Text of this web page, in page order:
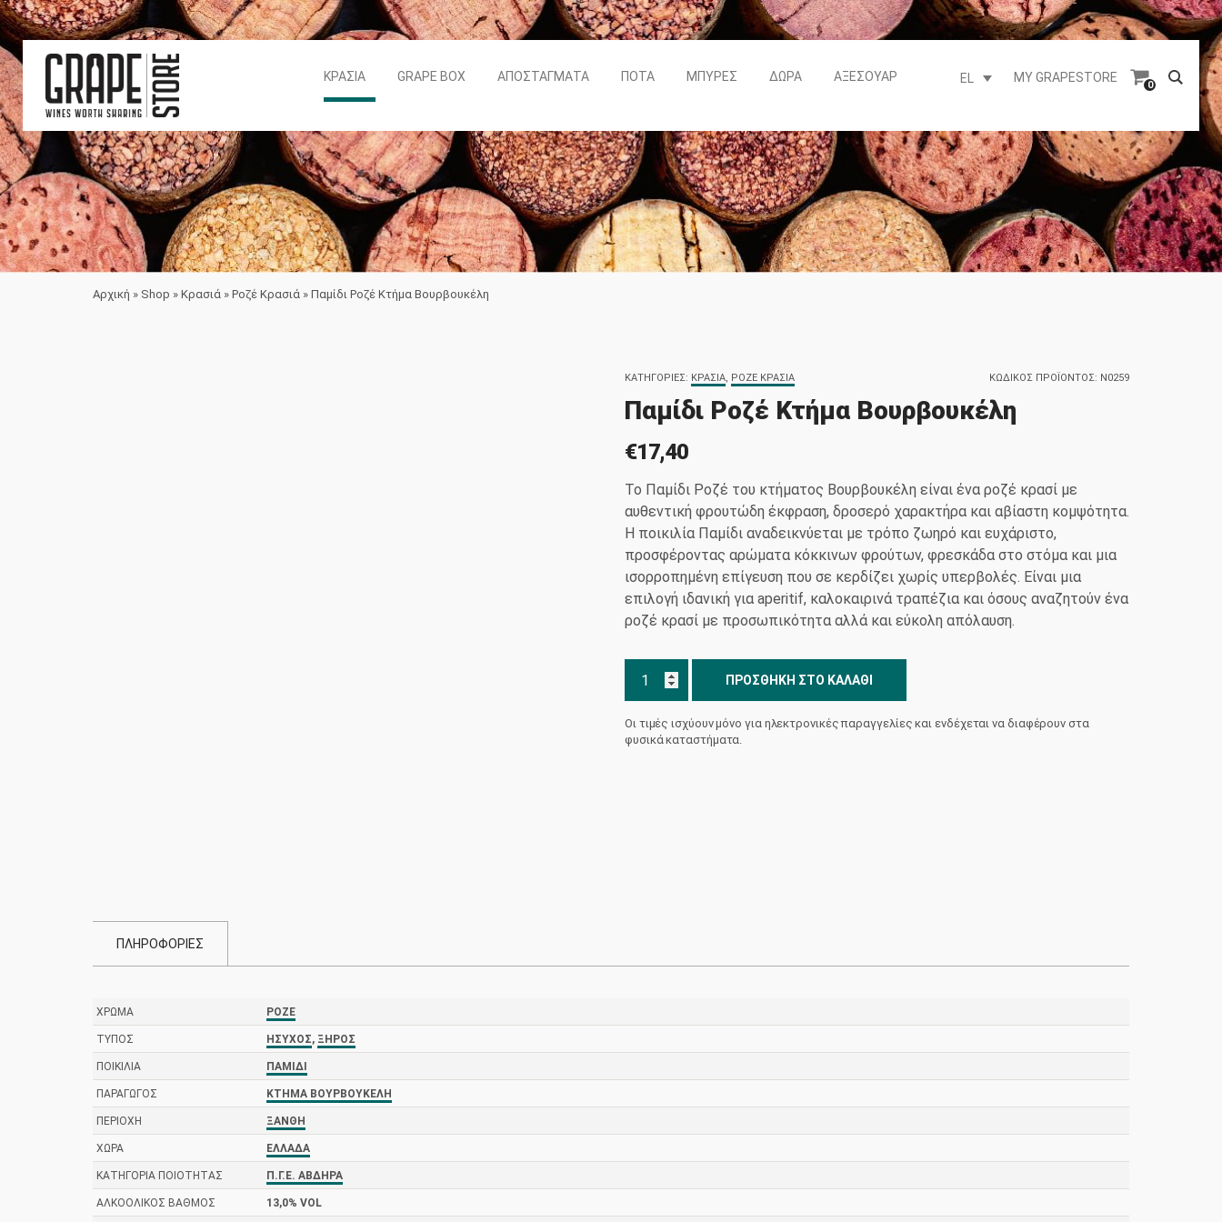
ΚΡΑΣΙΆ GRAPE BOX ΑΠΟΣΤΆΓΜΑΤΑ ΠΟΤΆ ΜΠΎΡΕΣ ΔΏΡΑ ΑΞΕΣΟΥΆΡ EL MY GRAPESTORE
0
Αρχική » Shop » Κρασιά » Ροζέ Κρασιά » Παμίδι Ροζέ Κτήμα Βουρβουκέλη
ΚΩΔΙΚΌΣ ΠΡΟΪΌΝΤΟΣ: N0259
ΚΑΤΗΓΟΡΊΕΣ: ΚΡΑΣΙΆ, ΡΟΖΈ ΚΡΑΣΙΆ
Παμίδι Ροζέ Κτήμα Βουρβουκέλη
€17,40
Το Παμίδι Ροζέ του κτήματος Βουρβουκέλη είναι ένα ροζέ κρασί με
αυθεντική φρουτώδη έκφραση, δροσερό χαρακτήρα και αβίαστη κομψότητα.
Η ποικιλία Παμίδι αναδεικνύεται με τρόπο ζωηρό και ευχάριστο,
προσφέροντας αρώματα κόκκινων φρούτων, φρεσκάδα στο στόμα και μια
ισορροπημένη επίγευση που σε κερδίζει χωρίς υπερβολές. Είναι μια
επιλογή ιδανική για aperitif, καλοκαιρινά τραπέζια και όσους αναζητούν ένα
ροζέ κρασί με προσωπικότητα αλλά και εύκολη απόλαυση.
Παμίδι
Ροζέ
Βουρβουκέλη
ΠΡΟΣΘΉΚΗ ΣΤΟ ΚΑΛΆΘΙ
Οι τιμές ισχύουν μόνο για ηλεκτρονικές παραγγελίες και ενδέχεται να διαφέρουν στα
φυσικά καταστήματα.
ΠΛΗΡΟΦΟΡΙΕΣ
ΧΡΏΜΑ ΡΟΖΈ
ΤΎΠΟΣ ΉΣΥΧΟΣ, ΞΗΡΌΣ
ΠΟΙΚΙΛΊΑ ΠΑΜΊΔΙ
ΠΑΡΑΓΩΓΌΣ ΚΤΉΜΑ ΒΟΥΡΒΟΥΚΈΛΗ
ΠΕΡΙΟΧΉ ΞΆΝΘΗ
ΧΏΡΑ ΕΛΛΆΔΑ
ΚΑΤΗΓΟΡΊΑ ΠΟΙΌΤΗΤΑΣ Π.Γ.Ε. ΆΒΔΗΡΑ
ΑΛΚΟΟΛΙΚΌΣ ΒΑΘΜΌΣ 13,0% VOL